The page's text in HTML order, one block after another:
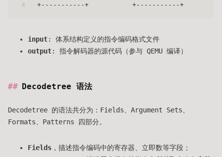
4
+-----------+           +-----------+
input: 体系结构定义的指令编码格式文件
output: 指令解码器的源代码（参与 QEMU 编译）
Decodetree 语法
Decodetree 的语法共分为：Fields、Argument Sets、
Formats、Patterns 四部分。
Fields ，描述指令编码中的寄存器、立即数等字段；